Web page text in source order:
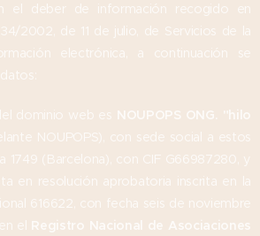
el deber de información recogido en
2002, de 11 de julio, de Servicios de la
electrónica, a continuación se
dominio web es NOUPOPS ONG. "hilo
NOUPOPS), con sede social a estos
1749 (Barcelona), con CIF G66987280, y
en resolución aprobatoria inscrita en la
616622, con fecha seis de noviembre
el Registro Nacional de Asociaciones